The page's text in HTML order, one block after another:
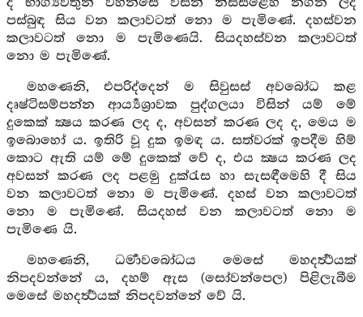
පස්බුඳ සිය වන කලාවටත් නො ම පැමිණේ. දහස්වන
කලාවටත් නො ම පැමිණෙයි. සියදහස්වන කලාවටත්
නො ම පැමිණේ.
මහණෙනි, එපරිද්දෙන් ම සිවුසස් අවබෝධ කළ
දෘෂ්ටිසම්පන්න ආර්‍ය්‍යශ්‍රාවක පුද්ගලයා විසින් යම් මේ
දුකෙක් ක්‍ෂය කරණ ලද ද, අවසන් කරණ ලද ද, මෙය ම
ඉබොහෝ ය. ඉතිරි වූ දුක ඉමඳ ය. සත්වරක් ඉපදීම හිම්
කොට ඇති යම් මේ දුකෙක් වේ ද, එය ක්‍ෂය කරණ ලද
අවසන් කරණ ලද පළමු දුක්රැස හා සැසඳීමෙහි දී සිය
වන කලාවටත් නො ම පැමිණේ. දහස් වන කලාවටත්
නො ම පැමිණේ. සියදහස් වන කලාවටත් නො ම
පැමිණෙ යි.
මහණෙනි, ධර්‍මාවබෝධය මෙසේ මහදර්‍ත්‍ථයක්
නිපදවන්නේ ය, දහම් ඇස (සෝවන්පෙල) පිළිලැබීම
මෙසේ මහදර්‍ත්‍ථයක් නිපදවන්නේ වේ යි.